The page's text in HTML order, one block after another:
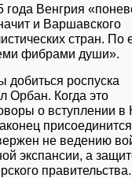
Венгрия
и Варшавского
стран. По
фибрами души».
роспуска
Орбан. Когда это
о вступлении
не ведению
экспансии, а
правительства.